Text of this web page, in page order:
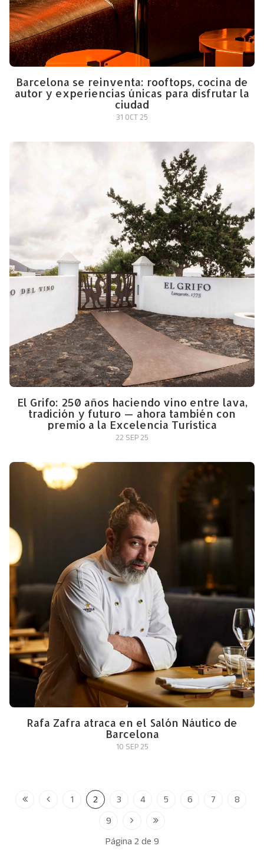
Barcelona se reinventa: rooftops, cocina de
autor y experiencias únicas para disfrutar la
ciudad
31 OCT 25
El Grifo: 250 años haciendo vino entre lava,
tradición y futuro — ahora también con
premio a la Excelencia Turística
22 SEP 25
Rafa Zafra atraca en el Salón Náutico de
Barcelona
10 SEP 25
1 2 3 4 5 6 7
8
9
Página 2 de 9